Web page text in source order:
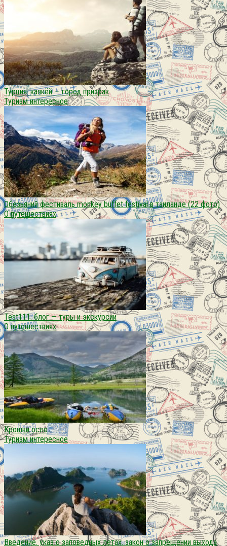
Турция: каякёй — город призрак
Туризм интересное
Обезьяний фестиваль monkey buffet festival в таиланде (22 фото)
О путешествиях
Test111. блог — туры и экскурсии
О путешествиях
Крошки осло
Туризм интересное
Введение. указ о заповедных летах. закон о запрещении выхода